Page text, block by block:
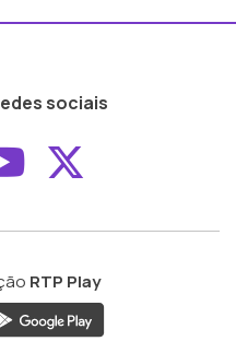
sociais
ao ao
Aceder ao
RTP Play